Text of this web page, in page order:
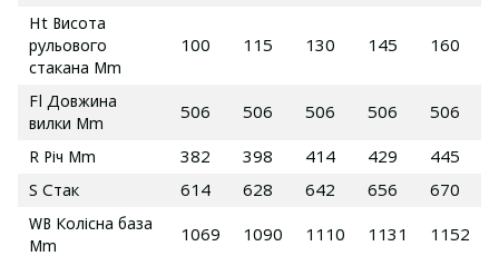
Ht Висота
рульового
стакана Mm
100 115 130 145 160
Fl Довжина
вилки Mm
506 506 506 506 506
R Річ Mm 382 398 414 429
445
S Стак
614 628 642 656
670
WB Колісна база
Mm
1069 1090 1110 1131 1152